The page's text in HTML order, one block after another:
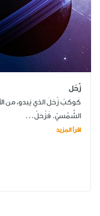
زُحَل
كَوكبُ زُحَلَ الذي يَبدو، من
الشَّمْسيّ. فَزُحَلُ...
اقرأ المزيد